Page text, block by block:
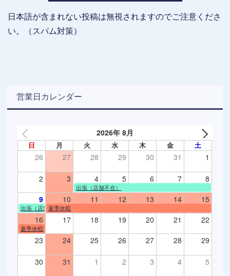
日本語が含まれない投稿は無視されますのでご注意くださ
い。（スパム対策）
営業日カレンダー
2026年 8月
日 月 火 水 木 金 土
26 27 28 29 30 31 1
2 3 4 5 6 7 8
出張（店舗不在）
9 10 11 12 13 14 15
出張（店舗不在）
夏季休暇
16 17 18 19 20 21 22
夏季休暇
23 24 25 26 27 28 29
30 31 1 2 3 4 5